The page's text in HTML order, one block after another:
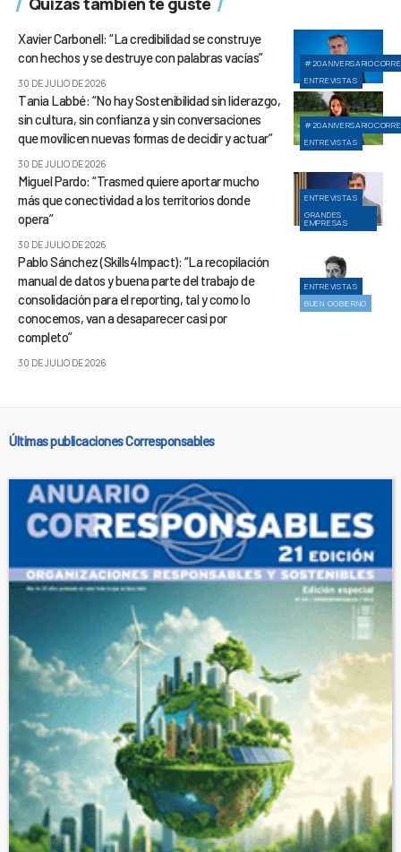
ENTREVISTAS
Xavier Carbonell: “La credibilidad se construye
con hechos y se destruye con palabras vacías”
30 DE JULIO DE 2026
ENTREVISTAS
Tania Labbé: “No hay Sostenibilidad sin liderazgo,
sin cultura, sin confianza y sin conversaciones
que movilicen nuevas formas de decidir y actuar”
30 DE JULIO DE 2026
ENTREVISTAS
GRANDES
EMPRESAS
Miguel Pardo: “Trasmed quiere aportar mucho
más que conectividad a los territorios donde
opera”
30 DE JULIO DE 2026
ENTREVISTAS
BUEN GOBIERNO
Pablo Sánchez (Skills4Impact): “La recopilación
manual de datos y buena parte del trabajo de
consolidación para el reporting, tal y como lo
conocemos, van a desaparecer casi por
completo”
30 DE JULIO DE 2026
Últimas publicaciones Corresponsables